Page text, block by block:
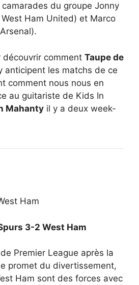
du groupe Jonny
Ham United) et Marco
découvrir comment Taupe de
anticipent les matchs de ce
comment nous nous en
au guitariste de Kids In
Mahanty il y a deux week-
Ham
3-2 West Ham
Premier League après la
promet du divertissement,
Ham sont des forces avec